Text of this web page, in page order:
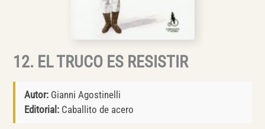
12. EL TRUCO ES RESISTIR
Autor:Gianni Agostinelli
Editorial:Caballito de acero